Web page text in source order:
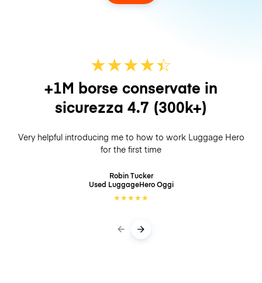
★★★★☆
★
+1M borse conservate in
sicurezza 4.7 (300k+)
Very helpful introducing me to how to work Luggage Hero
for the first time
Robin Tucker
Used LuggageHeroOggi
★★★★★